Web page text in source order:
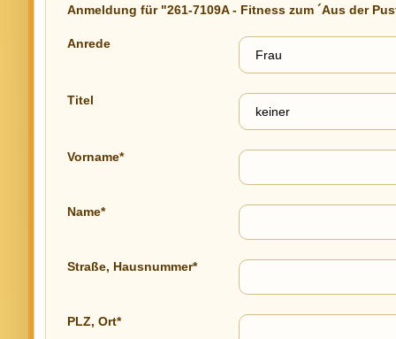
Anmeldung für "261-7109A - Fitness zum ´Aus der
Anrede
Titel
Vorname*
Name*
Straße, Hausnummer*
PLZ, Ort*